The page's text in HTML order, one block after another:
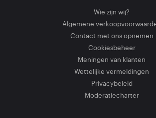
Wie zijn wij?
Algemene
Contact met ons opnemen
Cookiesbeheer
Meningen van klanten
Wettelijke vermeldingen
Privacybeleid
Moderatiecharter